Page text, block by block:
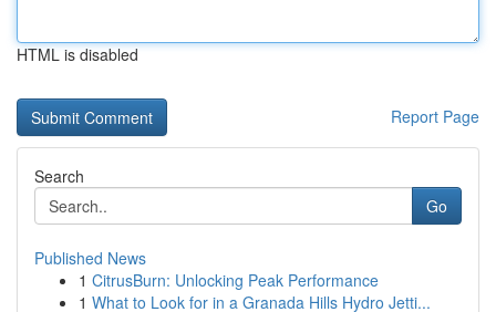
HTML is disabled
Report Page
Search
Go
Published News
1 CitrusBurn: Unlocking Peak Performance
1 What to Look for in a Granada Hills Hydro Jetti...